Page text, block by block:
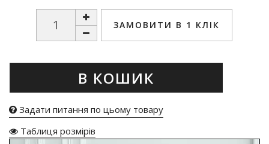
ЗАМОВИТИ В 1 КЛІК
В КОШИК
Задати питання по цьому товару
Таблиця розмірів